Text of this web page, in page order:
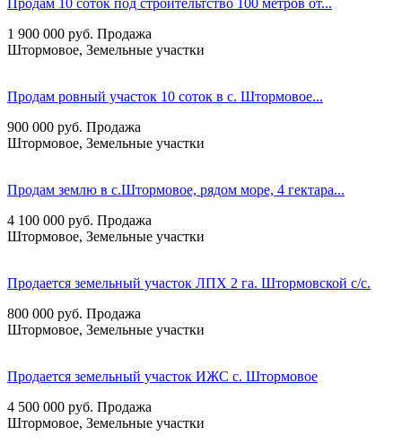
1 900 000 руб. Продажа
Штормовое, Земельные участки
Продам ровный участок 10 соток в с. Штормовое...
900 000 руб. Продажа
Штормовое, Земельные участки
Продам землю в с.Штормовое, рядом море, 4 гектара...
4 100 000 руб. Продажа
Штормовое, Земельные участки
Продается земельный участок ЛПХ 2 га. Штормовской с/с.
800 000 руб. Продажа
Штормовое, Земельные участки
Продается земельный участок ИЖС с. Штормовое
4 500 000 руб. Продажа
Штормовое, Земельные участки